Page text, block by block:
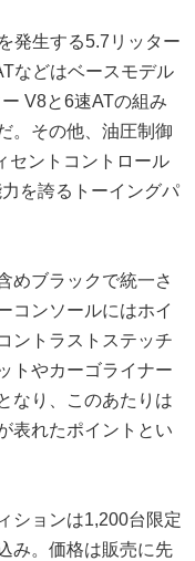
発生する5.7リッター
などはベースモデル
V8と6速ATの組み
。その他、油圧制御
セントコントロール
を誇るトーイングパ
めブラックで統一さ
コンソールにはホイ
ントラストステッチ
トやカーゴライナー
なり、このあたりは
表れたポイントとい
ションは1,200台限定
み。価格は販売に先